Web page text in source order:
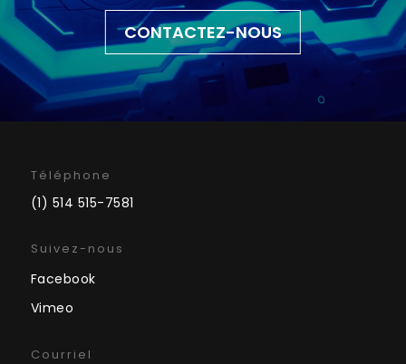
CONTACTEZ-NOUS
Téléphone
(1) 514 515-7581
Suivez-nous
Facebook
Vimeo
Courriel